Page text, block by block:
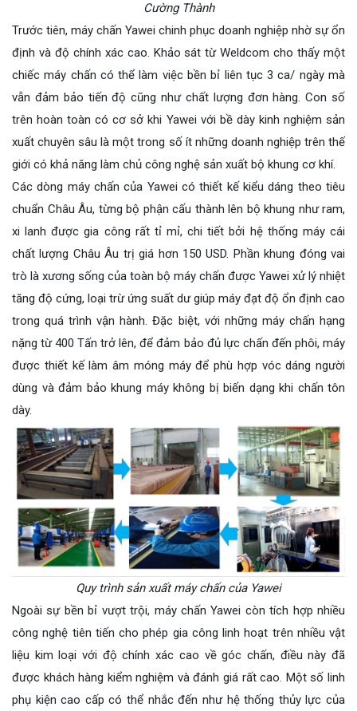
Cường Thành
Trước tiên, máy chấn Yawei chinh phục doanh nghiệp nhờ sự ổn
định và độ chính xác cao. Khảo sát từ Weldcom cho thấy một
chiếc máy chấn có thể làm việc bền bỉ liên tục 3 ca/ ngày mà
vẫn đảm bảo tiến độ cũng như chất lượng đơn hàng. Con số
trên hoàn toàn có cơ sở khi Yawei với bề dày kinh nghiệm sản
xuất chuyên sâu là một trong số ít những doanh nghiệp trên thế
giới có khả năng làm chủ công nghệ sản xuất bộ khung cơ khí.
Các dòng máy chấn của Yawei có thiết kế kiểu dáng theo tiêu
chuẩn Châu Âu, từng bộ phận cấu thành lên bộ khung như ram,
xi lanh được gia công rất tỉ mỉ, chi tiết bởi hệ thống máy cái
chất lượng Châu Âu trị giá hơn 150 USD. Phần khung đóng vai
trò là xương sống của toàn bộ máy chấn được Yawei xử lý nhiệt
tăng độ cứng, loại trừ ứng suất dư giúp máy đạt độ ổn định cao
trong quá trình vận hành. Đặc biệt, với những máy chấn hạng
nặng từ 400 Tấn trở lên, để đảm bảo đủ lực chấn đến phôi, máy
được thiết kế làm âm móng máy để phù hợp vóc dáng người
dùng và đảm bảo khung máy không bị biến dạng khi chấn tôn
dày.
Quy trình sản xuất máy chấn của Yawei
Ngoài sự bền bỉ vượt trội, máy chấn Yawei còn tích hợp nhiều
công nghệ tiên tiến cho phép gia công linh hoạt trên nhiều vật
liệu kim loại với độ chính xác cao về góc chấn, điều này đã
được khách hàng kiểm nghiệm và đánh giá rất cao. Một số linh
phụ kiện cao cấp có thể nhắc đến như hệ thống thủy lực của